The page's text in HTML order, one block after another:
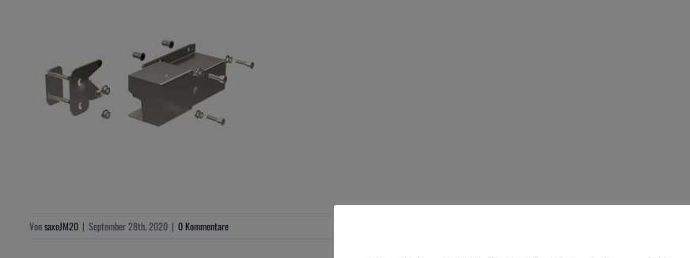
VonsaxoJM20 | September 28th, 2020 | 0 Kommentare